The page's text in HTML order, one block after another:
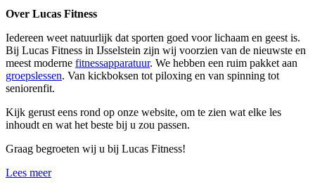
Over Lucas Fitness
Iedereen weet natuurlijk dat sporten goed voor lichaam en geest is.
Bij Lucas Fitness in IJsselstein zijn wij voorzien van de nieuwste en
meest moderne fitnessapparatuur. We hebben een ruim pakket aan
groepslessen. Van kickboksen tot piloxing en van spinning tot
seniorenfit.
Kijk gerust eens rond op onze website, om te zien wat elke les
inhoudt en wat het beste bij u zou passen.
Graag begroeten wij u bij Lucas Fitness!
Lees meer